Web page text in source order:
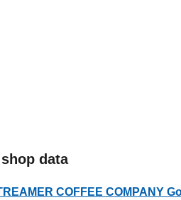
shop data
COFFEE COMPANY